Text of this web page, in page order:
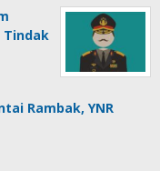
Tindak
Rambak, YNR